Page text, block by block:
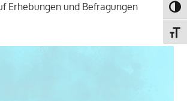
Erhebungen und Befragungen